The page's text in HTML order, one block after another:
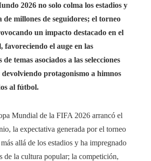
2026 no solo colma los estadios y
millones de seguidores; el torneo
un impacto destacado en el
favoreciendo el auge en las
temas asociados a las selecciones
protagonismo a himnos
al fútbol.
Mundial de la FIFA 2026 arrancó el
la expectativa generada por el torneo
allá de los estadios y ha impregnado
de la cultura popular; la competición,